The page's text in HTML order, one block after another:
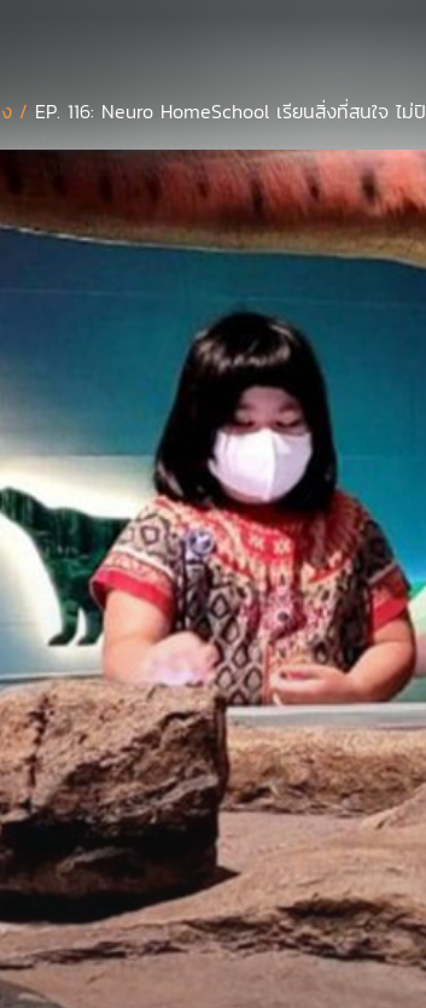
ง / EP. 116: Neuro HomeSchool เรียนสิ่งที่สนใจ ไม่